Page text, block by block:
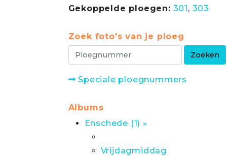
Gekoppelde ploegen: 301, 303
Zoek foto's van je ploeg
Speciale ploegnummers
Albums
Enschede (1) »
Vrijdagmiddag